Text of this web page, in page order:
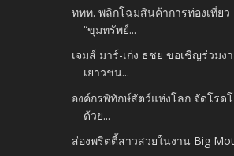
ททท. พลิกโฉมสินค้าการท่องเที่ยว
“ขุมทรัพย์...
เจมส์ มาร์-เก่ง ธชย ขอเชิญร่วมง
เยาวชน...
องค์กรพิทักษ์สัตว์แห่งโลก จัดโรด
ด้วย...
ส่องพริตตี้สาวสวยในงาน Big